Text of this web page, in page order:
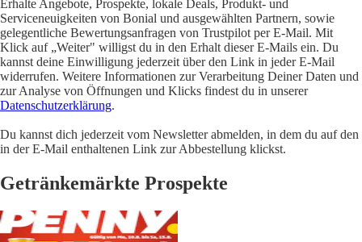
Erhalte Angebote, Prospekte, lokale Deals, Produkt- und
Serviceneuigkeiten von Bonial und ausgewählten Partnern, sowie
gelegentliche Bewertungsanfragen von Trustpilot per E-Mail. Mit
Klick auf „Weiter" willigst du in den Erhalt dieser E-Mails ein. Du
kannst deine Einwilligung jederzeit über den Link in jeder E-Mail
widerrufen. Weitere Informationen zur Verarbeitung Deiner Daten und
zur Analyse von Öffnungen und Klicks findest du in unserer
Datenschutzerklärung.
Du kannst dich jederzeit vom Newsletter abmelden, in dem du auf den
in der E-Mail enthaltenen Link zur Abbestellung klickst.
Getränkemärkte Prospekte